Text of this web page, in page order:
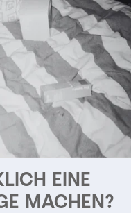
EINE
MACHEN?